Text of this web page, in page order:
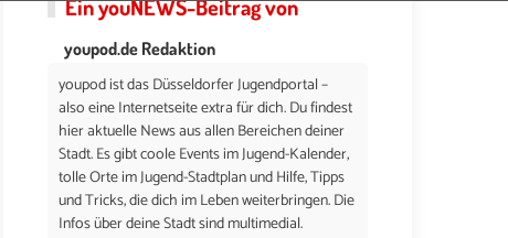
EinyouNEWS-Beitrag von
youpod.de Redaktion
youpod ist das Düsseldorfer Jugendportal –
also eine Internetseite extra für dich. Du findest
hier aktuelle News aus allen Bereichen deiner
Stadt. Es gibt coole Events im Jugend-Kalender,
tolle Orte im Jugend-Stadtplan und Hilfe, Tipps
und Tricks, die dich im Leben weiterbringen. Die
Infos über deine Stadt sind multimedial.